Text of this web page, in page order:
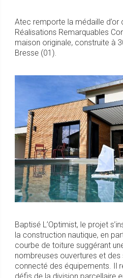
Atec remporte la médaille d’or
Réalisations Remarquables
maison originale, construite à
Bresse (01).
Baptisé L’Optimist, le projet
la construction nautique, en
courbe de toiture suggérant
nombreuses ouvertures et
connecté des équipements. Il